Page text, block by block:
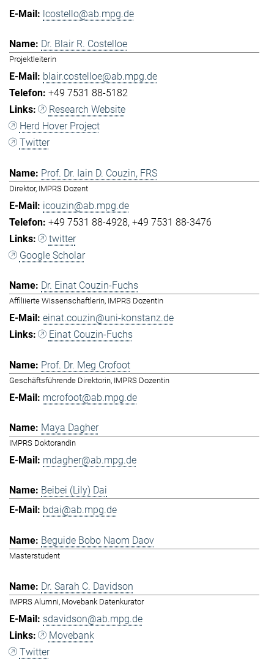
lcostello@ab.mpg.de
Dr. Blair R. Costelloe
Projektleiterin
blair.costelloe@ab.mpg.de
+49 7531 88-5182
Research Website
Herd Hover Project
Twitter
Prof. Dr. Iain D. Couzin, FRS
Direktor, IMPRS Dozent
icouzin@ab.mpg.de
+49 7531 88-4928 +49 7531 88-3476
twitter
Google Scholar
Dr. Einat Couzin-Fuchs
Affiliierte Wissenschaftlerin, IMPRS Dozentin
einat.couzin@uni-konstanz.de
Einat Couzin-Fuchs
Prof. Dr. Meg Crofoot
Geschäftsführende Direktorin, IMPRS Dozentin
mcrofoot@ab.mpg.de
Maya Dagher
IMPRS Doktorandin
mdagher@ab.mpg.de
Beibei (Lily) Dai
bdai@ab.mpg.de
Beguide Bobo Naom Daov
Masterstudent
Dr. Sarah C. Davidson
IMPRS Alumni, Movebank Datenkurator
sdavidson@ab.mpg.de
Movebank
Twitter